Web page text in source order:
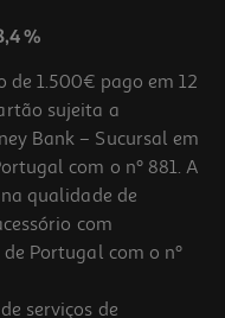
%
1.500€ pago em 12
sujeita a
Bank – Sucursal em
com o nº 881. A
qualidade de
com
Portugal com o nº
serviços de